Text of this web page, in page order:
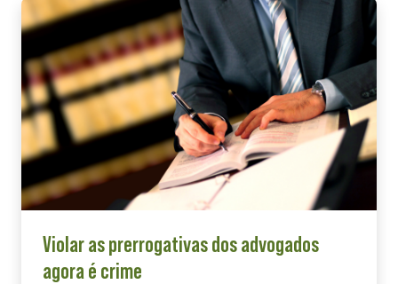
Violar as prerrogativas dos advogados
agora é crime